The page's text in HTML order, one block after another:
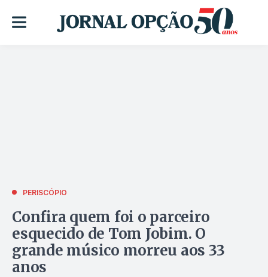
PERISCÓPIO
Confira quem foi o parceiro
esquecido de Tom Jobim. O
grande músico morreu aos 33
anos